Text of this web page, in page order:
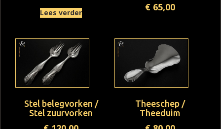
Lees verder €65,00
Stel belegvorken /
Stel zuurvorken
Theeschep /
Theeduim